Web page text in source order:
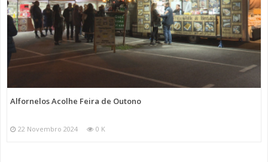
Alfornelos Acolhe Feira de Outono
22 Novembro 2024 0 K